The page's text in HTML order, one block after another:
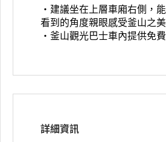
‧建議坐在上層車廂右側，
看到的角度親眼感受釜山之美
‧釜山觀光巴士車內提供免
詳細資訊